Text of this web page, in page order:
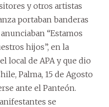
y otros artistas
portaban banderas
“Estamos
hijos”, en la
local de APA y que dio
Palma, 15 de Agosto
ante el Panteón.
se